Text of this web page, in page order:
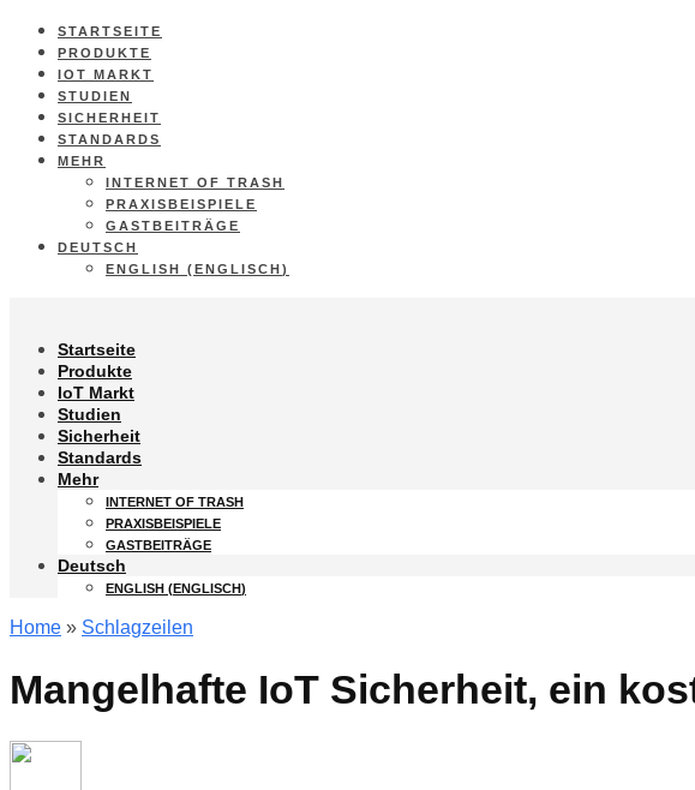
STARTSEITE
PRODUKTE
IOT MARKT
STUDIEN
SICHERHEIT
STANDARDS
MEHR
INTERNET OF TRASH
PRAXISBEISPIELE
GASTBEITRÄGE
DEUTSCH
ENGLISH (ENGLISCH)
Startseite
Produkte
IoT Markt
Studien
Sicherheit
Standards
Mehr
INTERNET OF TRASH
PRAXISBEISPIELE
GASTBEITRÄGE
Deutsch
ENGLISH (ENGLISCH)
Home » Schlagzeilen
Mangelhafte IoT Sicherheit, ein